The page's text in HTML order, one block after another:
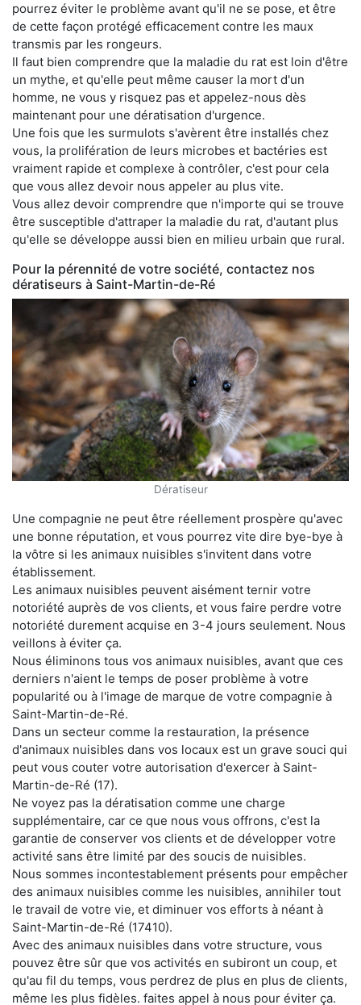
pourrez éviter le problème avant qu'il ne se pose, et être
de cette façon protégé efficacement contre les maux
transmis par les rongeurs.
Il faut bien comprendre que la maladie du rat est loin d'être
un mythe, et qu'elle peut même causer la mort d'un
homme, ne vous y risquez pas et appelez-nous dès
maintenant pour une dératisation d'urgence.
Une fois que les surmulots s'avèrent être installés chez
vous, la prolifération de leurs microbes et bactéries est
vraiment rapide et complexe à contrôler, c'est pour cela
que vous allez devoir nous appeler au plus vite.
Vous allez devoir comprendre que n'importe qui se trouve
être susceptible d'attraper la maladie du rat, d'autant plus
qu'elle se développe aussi bien en milieu urbain que rural.
Pour la pérennité de votre société, contactez nos
dératiseurs à Saint-Martin-de-Ré
Dératiseur
Une compagnie ne peut être réellement prospère qu'avec
une bonne réputation, et vous pourrez vite dire bye-bye à
la vôtre si les animaux nuisibles s'invitent dans votre
établissement.
Les animaux nuisibles peuvent aisément ternir votre
notoriété auprès de vos clients, et vous faire perdre votre
notoriété durement acquise en 3-4 jours seulement. Nous
veillons à éviter ça.
Nous éliminons tous vos animaux nuisibles, avant que ces
derniers n'aient le temps de poser problème à votre
popularité ou à l'image de marque de votre compagnie à
Saint-Martin-de-Ré.
Dans un secteur comme la restauration, la présence
d'animaux nuisibles dans vos locaux est un grave souci qui
peut vous couter votre autorisation d'exercer à Saint-
Martin-de-Ré (17).
Ne voyez pas la dératisation comme une charge
supplémentaire, car ce que nous vous offrons, c'est la
garantie de conserver vos clients et de développer votre
activité sans être limité par des soucis de nuisibles.
Nous sommes incontestablement présents pour empêcher
des animaux nuisibles comme les nuisibles, annihiler tout
le travail de votre vie, et diminuer vos efforts à néant à
Saint-Martin-de-Ré (17410).
Avec des animaux nuisibles dans votre structure, vous
pouvez être sûr que vos activités en subiront un coup, et
qu'au fil du temps, vous perdrez de plus en plus de clients,
même les plus fidèles. faites appel à nous pour éviter ça.